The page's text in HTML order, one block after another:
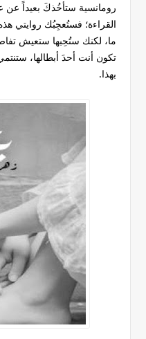
رومانسية ستأخُذكَ بعيداً
القراءة؛ فستُعجِبُك روايتي
ما، لكنك ستُحِبها ستعيش
تكون أنت أحدَ أبطالها،
بهذا.